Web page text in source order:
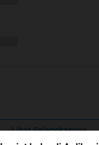
Lihat Selengkapnya